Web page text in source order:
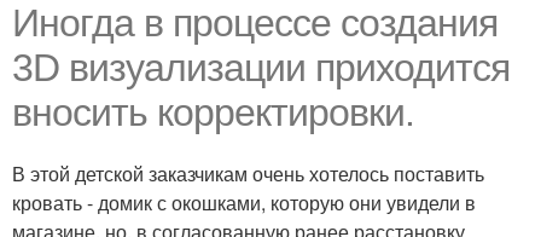
Иногда в процессе создания
3D визуализации приходится
вносить корректировки.
В этой детской заказчикам очень хотелось поставить
кровать - домик с окошками, которую они увидели в